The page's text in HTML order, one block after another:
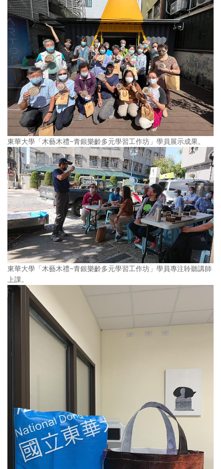
東華大學「木藝木禮~青銀樂齡多元學習工作坊」學員展示成果。
東華大學「木藝木禮~青銀樂齡多元學習工作坊」學員專注聆聽講師
上課。